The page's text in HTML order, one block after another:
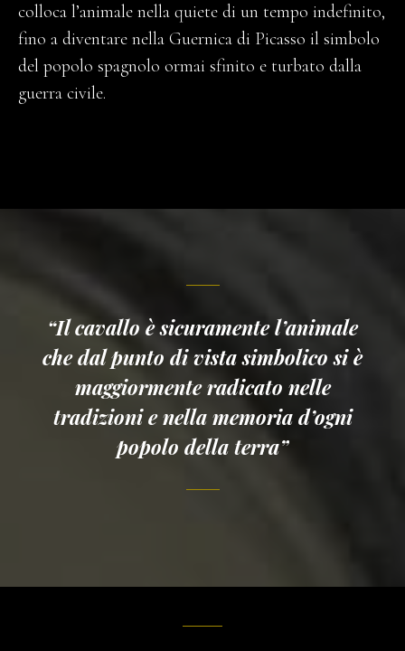
colloca l’animale nella quiete di un tempo indefinito,
fino a diventare nella Guernica di Picasso il simbolo
del popolo spagnolo ormai sfinito e turbato dalla
guerra civile.
“Il cavallo è sicuramente l’animale
che dal punto di vista simbolico si è
maggiormente radicato nelle
tradizioni e nella memoria d’ogni
popolo della terra”